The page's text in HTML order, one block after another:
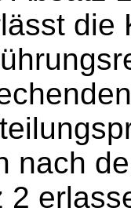
die
nach
2